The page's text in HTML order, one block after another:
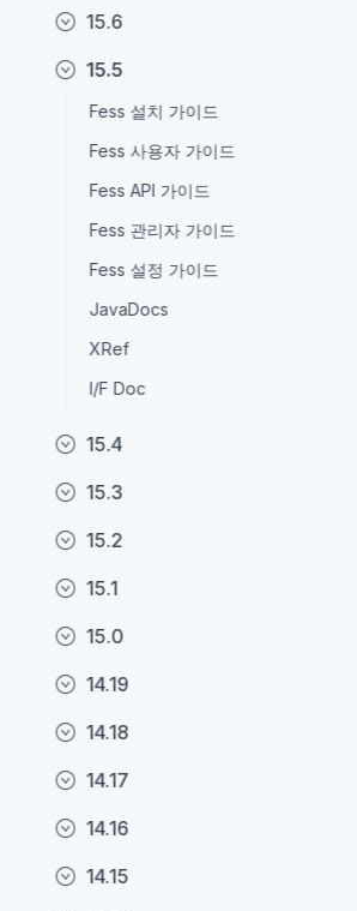
15.6
15.5
Fess 설치 가이드
Fess 사용자 가이드
Fess API 가이드
Fess 관리자 가이드
Fess 설정 가이드
JavaDocs
XRef
I/F Doc
15.4
15.3
15.2
15.1
15.0
14.19
14.18
14.17
14.16
14.15